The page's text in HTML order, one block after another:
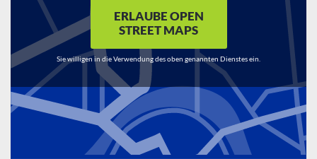
ERLAUBE OPEN
STREET MAPS
Sie willigen in die Verwendung des oben genannten Dienstes ein.